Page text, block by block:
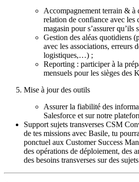
Accompagnement terrain & à
relation de confiance avec les
magasin pour s’assurer qu’ils
Gestion des aléas quotidiens
avec les associations, erreurs
logistiques,…) ;
Reporting : participer à la
mensuels pour les sièges des
Mise à jour des outils
Assurer la fiabilité des
Salesforce et sur notre
Support sujets transverses CSM
de tes missions avec Basile, tu
ponctuel aux Customer Success
des opérations de déploiement, des
des besoins transverses sur des